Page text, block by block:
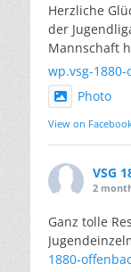
Herzliche
der
Mannschaft
wp.vsg-
Photo
View on
VSG
2
Ganz tolle
1880-